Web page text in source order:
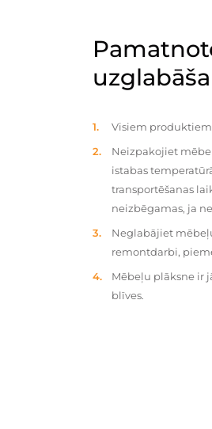
Visiem
Neizpakojiet
istabas
transportēšanas
neizbēgamas, ja
Neglabājiet
remontdarbi,
Mēbeļu plāksne ir
blīves.